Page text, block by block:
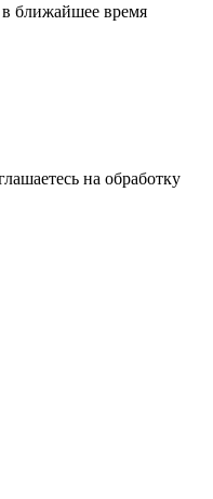
ближайшее время
на обработку